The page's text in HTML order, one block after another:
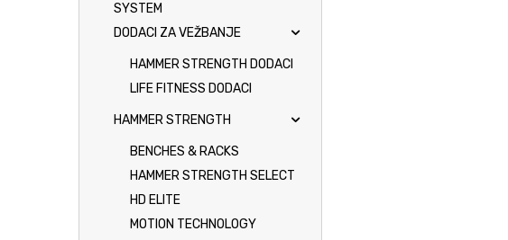
SYSTEM
DODACI ZA VEŽBANJE
HAMMER STRENGTH DODACI
LIFE FITNESS DODACI
HAMMER STRENGTH
BENCHES & RACKS
HAMMER STRENGTH SELECT
HD ELITE
MOTION TECHNOLOGY